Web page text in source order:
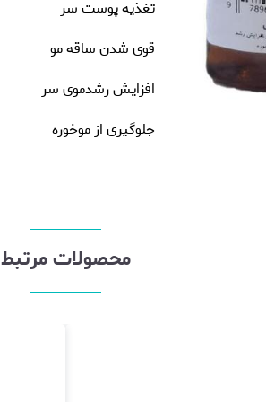
تغذیه پوست سر
قوی شدن ساقه مو
افزایش رشدموی سر
جلوگیری از موخوره
محصولات مرتبط